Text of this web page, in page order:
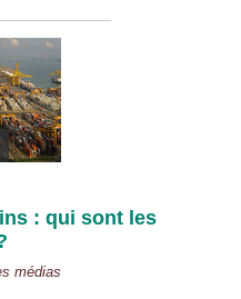
: qui sont les
médias